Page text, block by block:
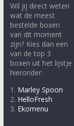
Wil jij direct weten
wat de meest
bestelde boxen
van dit moment
zijn? Kies dan een
van de top 3
boxen uit het lijstje
hieronder:
1. Marley Spoon
2. HelloFresh
3. Ekomenu